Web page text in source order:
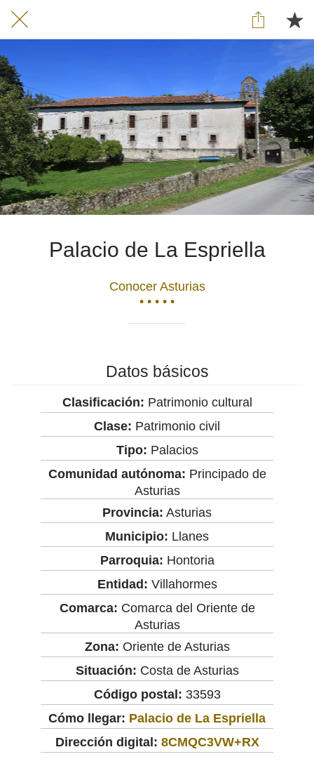
Palacio de La Espriella
Conocer Asturias
• • • • •
Datos básicos
Clasificación: Patrimonio cultural
Clase: Patrimonio civil
Tipo: Palacios
Comunidad autónoma: Principado de
Asturias
Provincia: Asturias
Municipio: Llanes
Parroquia: Hontoria
Entidad: Villahormes
Comarca: Comarca del Oriente de
Asturias
Zona: Oriente de Asturias
Situación: Costa de Asturias
Código postal: 33593
Cómo llegar: Palacio de La Espriella
Dirección digital: 8CMQC3VW+RX